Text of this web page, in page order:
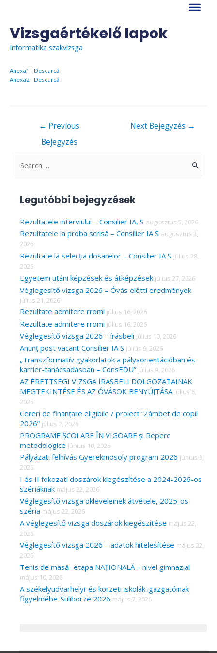
content
Vizsgaértékelő lapok
Informatika szakvizsga
Anexa1
Descarcă
Anexa2
Descarcă
← Previous
Bejegyzés
Next Bejegyzés →
S
c
h
f
o
r
:
Legutóbbi bejegyzések
Rezultatele interviului – Consilier IA, S augusztus 5, 2026
Rezultatele la proba scrisă – Consilier IA S augusztus 3,
2026
Rezultate la selecția dosarelor – Consilier IA S július 28,
2026
Egyetem utáni képzések és átképzések július 27, 2026
Véglegesítő vizsga 2026 – Óvás előtti eredmények
július 21, 2026
Rezultate admitere rromi július 16, 2026
Rezultate admitere rromi július 16, 2026
Véglegesítő vizsga 2026 – írásbeli július 10, 2026
Anunț post vacant Consilier IA S július 9, 2026
„Transzformatív gyakorlatok a pályaorientációban és
karrier-tanácsadásban – ConsEDU” július 9, 2026
AZ ÉRETTSÉGI VIZSGA ÍRÁSBELI DOLGOZATAINAK
MEGTEKINTÉSE ÉS AZ ÓVÁSOK BENYÚJTÁSA július 6,
2026
Cereri de finanțare eligibile / proiect ”Zâmbet de copil
2026” július 2, 2026
PROGRAME ȘCOLARE ÎN VIGOARE și Repere
metodologice június 10, 2026
Pályázati felhívás Gyerekmosoly program 2026 június 9,
2026
I és II fokozati doszárok kiegészítése a 2024-2026-os
szériáknak május 22, 2026
Véglegesítő vizsga okleveleinek átvétele, 2025-ös
széria május 22, 2026
A véglegesítő vizsga doszárok kiegészítése május 22,
2026
Véglegesítő vizsga 2026 – adatok hitelesítése május 22,
2026
Tenis de masă- etapa NAȚIONALĂ – nivel gimnazial
május 10, 2026
A székelyudvarhelyi-és körzeti iskolák igazgatóinak
figyelmébe-Sulibörze 2026 május 7, 2026